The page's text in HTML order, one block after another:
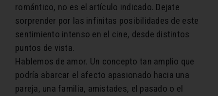
romántico, no es el artículo indicado. Dejate
sorprender por las infinitas posibilidades de este
sentimiento intenso en el cine, desde distintos
puntos de vista.
Hablemos de amor. Un concepto tan amplio que
podría abarcar el afecto apasionado hacia una
pareja, una familia, amistades, el pasado o el